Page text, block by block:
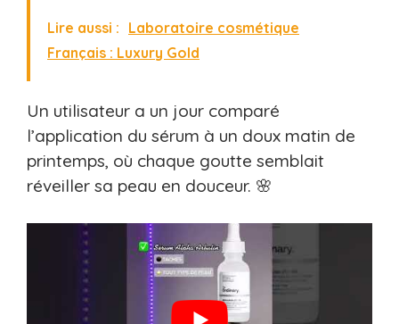
Lire aussi : Laboratoire cosmétique
Français : Luxury Gold
Un utilisateur a un jour comparé
l’application du sérum à un doux matin de
printemps, où chaque goutte semblait
réveiller sa peau en douceur. 🌸